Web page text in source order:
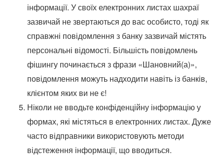
інформації. У своїх електронних листах шахраї
зазвичай не звертаються до вас особисто, тоді як
справжні повідомлення з банку зазвичай містять
персональні відомості. Більшість повідомлень
фішингу починається з фрази «Шановний(а)»,
повідомлення можуть надходити навіть із банків,
клієнтом яких ви не є!
Ніколи не вводьте конфіденційну інформацію у
формах, які містяться в електронних листах. Дуже
часто відправники використовують методи
відстеження інформації, що вводиться.